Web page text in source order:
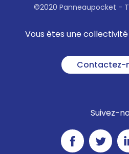
©2020 Panneaupocket -
Vous êtes une
Contactez-
Suivez-